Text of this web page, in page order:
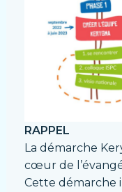
RAPPEL
La démarche
cœur de
Cette démarche